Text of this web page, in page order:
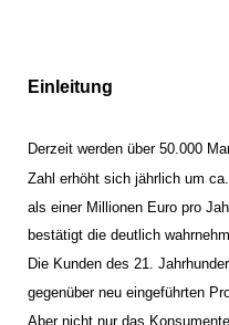
Einleitung
Derzeit werden über 50.000
Zahl erhöht sich jährlich um
als einer Millionen Euro pro
bestätigt die deutlich
Die Kunden des 21.
gegenüber neu eingeführten
Aber nicht nur das